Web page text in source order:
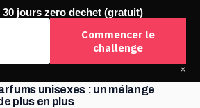
unisexes : un mélange
plus en plus
30 jours zero dechet (gratuit)
Commencer le
challenge
×